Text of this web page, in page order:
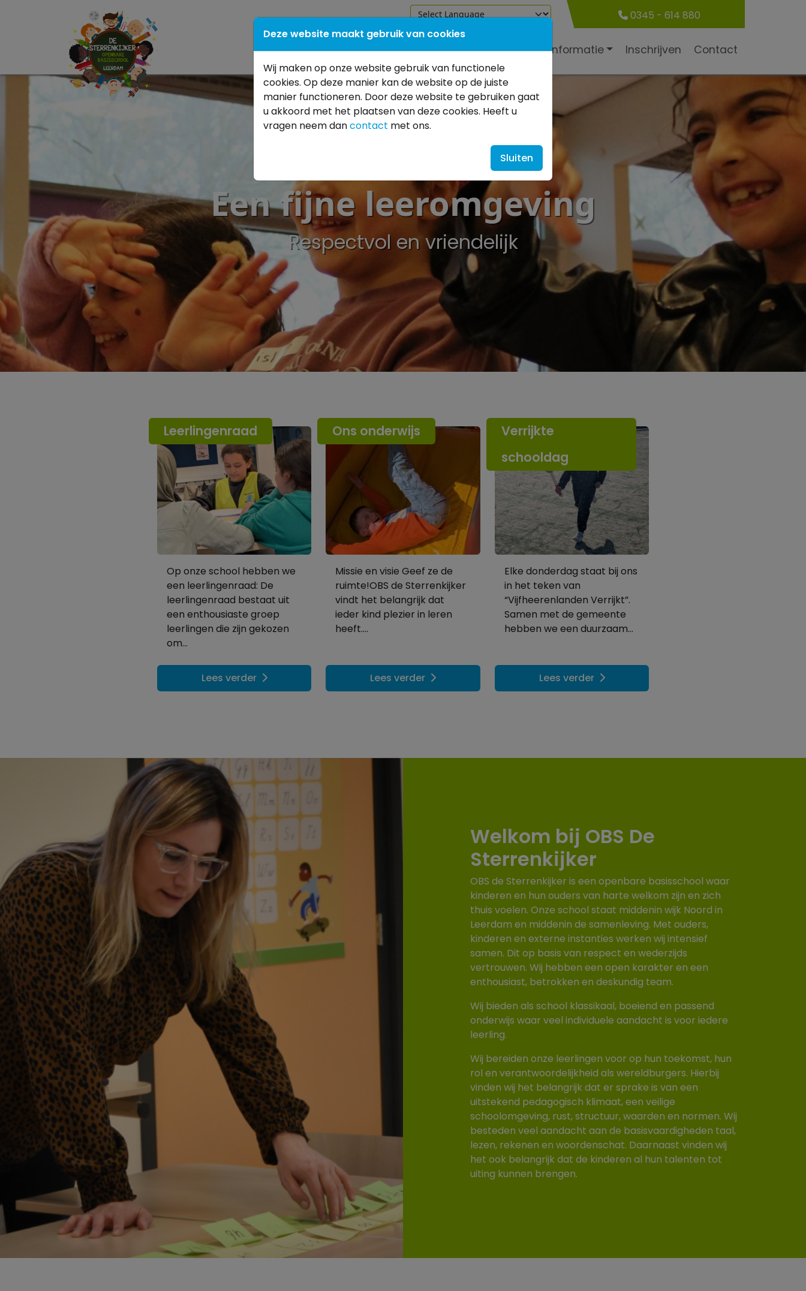
0345 - 614 880
Home Onze school Praktische informatie Inschrijven Contact
Een fijne leeromgeving
Respectvol en vriendelijk
Leerlingenraad
Op onze school hebben we
een leerlingenraad: De
leerlingenraad bestaat uit
een enthousiaste groep
leerlingen die zijn gekozen
om...
Lees verder
Ons onderwijs
Missie en visie Geef ze de
ruimte!OBS de Sterrenkijker
vindt het belangrijk dat
ieder kind plezier in leren
heeft....
Lees verder
Verrijkte
schooldag
Elke donderdag staat bij ons
in het teken van
“Vijfheerenlanden Verrijkt”.
Samen met de gemeente
hebben we een duurzaam...
Lees verder
Welkom bij OBS De
Sterrenkijker
OBS de Sterrenkijker is een openbare basisschool waar
kinderen en hun ouders van harte welkom zijn en zich
thuis voelen. Onze school staat middenin wijk Noord in
Leerdam en middenin de samenleving. Met ouders,
kinderen en externe instanties werken wij intensief
samen. Dit op basis van respect en wederzijds
vertrouwen. Wij hebben een open karakter en een
enthousiast, betrokken en deskundig team.
Wij bieden als school klassikaal, boeiend en passend
onderwijs waar veel individuele aandacht is voor iedere
leerling.
Wij bereiden onze leerlingen voor op hun toekomst, hun
rol en verantwoordelijkheid als wereldburgers. Hierbij
vinden wij het belangrijk dat er sprake is van een
uitstekend pedagogisch klimaat, een veilige
schoolomgeving, rust, structuur, waarden en normen. Wij
besteden veel aandacht aan de basisvaardigheden taal,
lezen, rekenen en woordenschat. Daarnaast vinden wij
het ook belangrijk dat de kinderen al hun talenten tot
uiting kunnen brengen.
Deze website maakt gebruik van cookies
Wij maken op onze website gebruik van functionele
cookies. Op deze manier kan de website op de juiste
manier functioneren. Door deze website te gebruiken gaat
u akkoord met het plaatsen van deze cookies. Heeft u
vragen neem dancontact met ons.
Sluiten